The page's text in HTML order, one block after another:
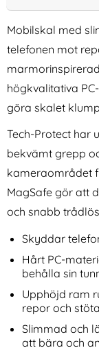
MagSafe Onyx
NORTHJO Galaxy
2-PACK
Art. nr 238557
rea pris
139 kr tidigare pris
139 kr
Tillgänglighet:
I lager
Galaxy S25
Mobilskal med
telefonen mot
högkvalitativa
göra skalet
Tech-Protect har
bekvämt grepp
kameraområdet
MagSafe gör att
och snabb
Skyddar
Hårt PC-
behålla sin
Upphöjd ram
repor och
Slimmad och
att bära och